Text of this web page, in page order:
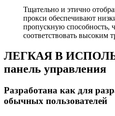
Тщательно и этично
прокси обеспечивают
пропускную способность,
соответствовать высоким
ЛЕГКАЯ В
панель управления
Разработана как для
обычных пользователей